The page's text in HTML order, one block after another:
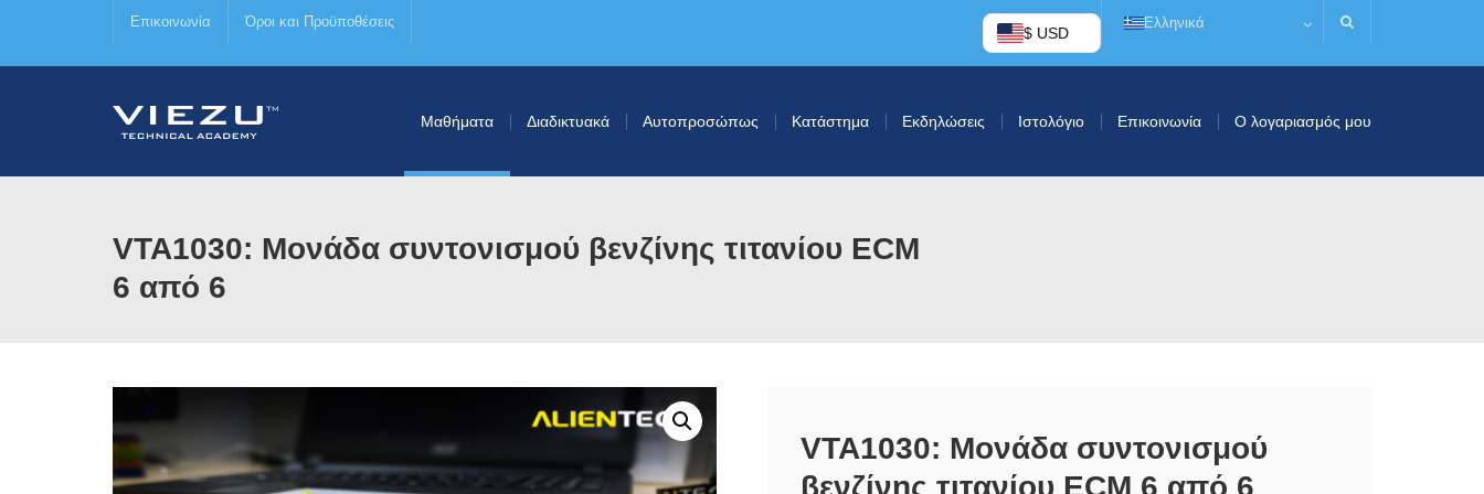
Επικοινωνία Όροι και Προϋποθέσεις
$ USD
Ελληνικά
Μαθήματα Διαδικτυακά Αυτοπροσώπως Κατάστημα Εκδηλώσεις Ιστολόγιο Επικοινωνία Ο λογαριασμός μου
VTA1030: Μονάδα συντονισμού βενζίνης τιτανίου ECM
6 από 6
VTA1030: Μονάδα συντονισμού
βενζίνης τιτανίου ECM 6 από 6